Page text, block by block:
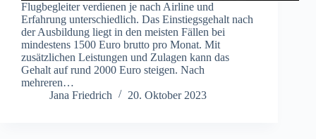
Flugbegleiter verdienen je nach Airline und
Erfahrung unterschiedlich. Das Einstiegsgehalt nach
der Ausbildung liegt in den meisten Fällen bei
mindestens 1500 Euro brutto pro Monat. Mit
zusätzlichen Leistungen und Zulagen kann das
Gehalt auf rund 2000 Euro steigen. Nach
mehreren…
Jana Friedrich
20. Oktober 2023